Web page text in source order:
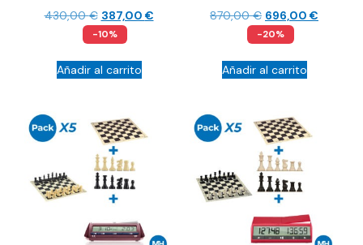
430,00€ 387,00 €
-10%
Añadir al carrito
870,00€ 696,00 €
-20%
Añadir al carrito